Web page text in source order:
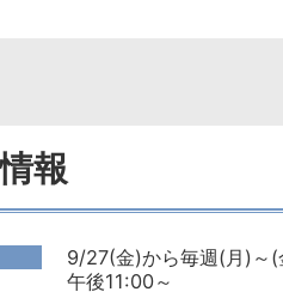
報
9/27(金)から毎週(月)～(
午後11:00～